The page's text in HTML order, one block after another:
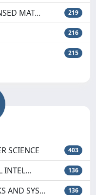
MAT... 219
216
215
SCIENCE 403
INTEL... 136
AND SYS... 136